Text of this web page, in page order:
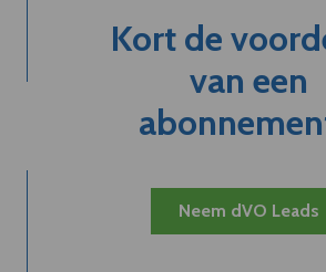
Kort de
van een
Neem dVO Leads